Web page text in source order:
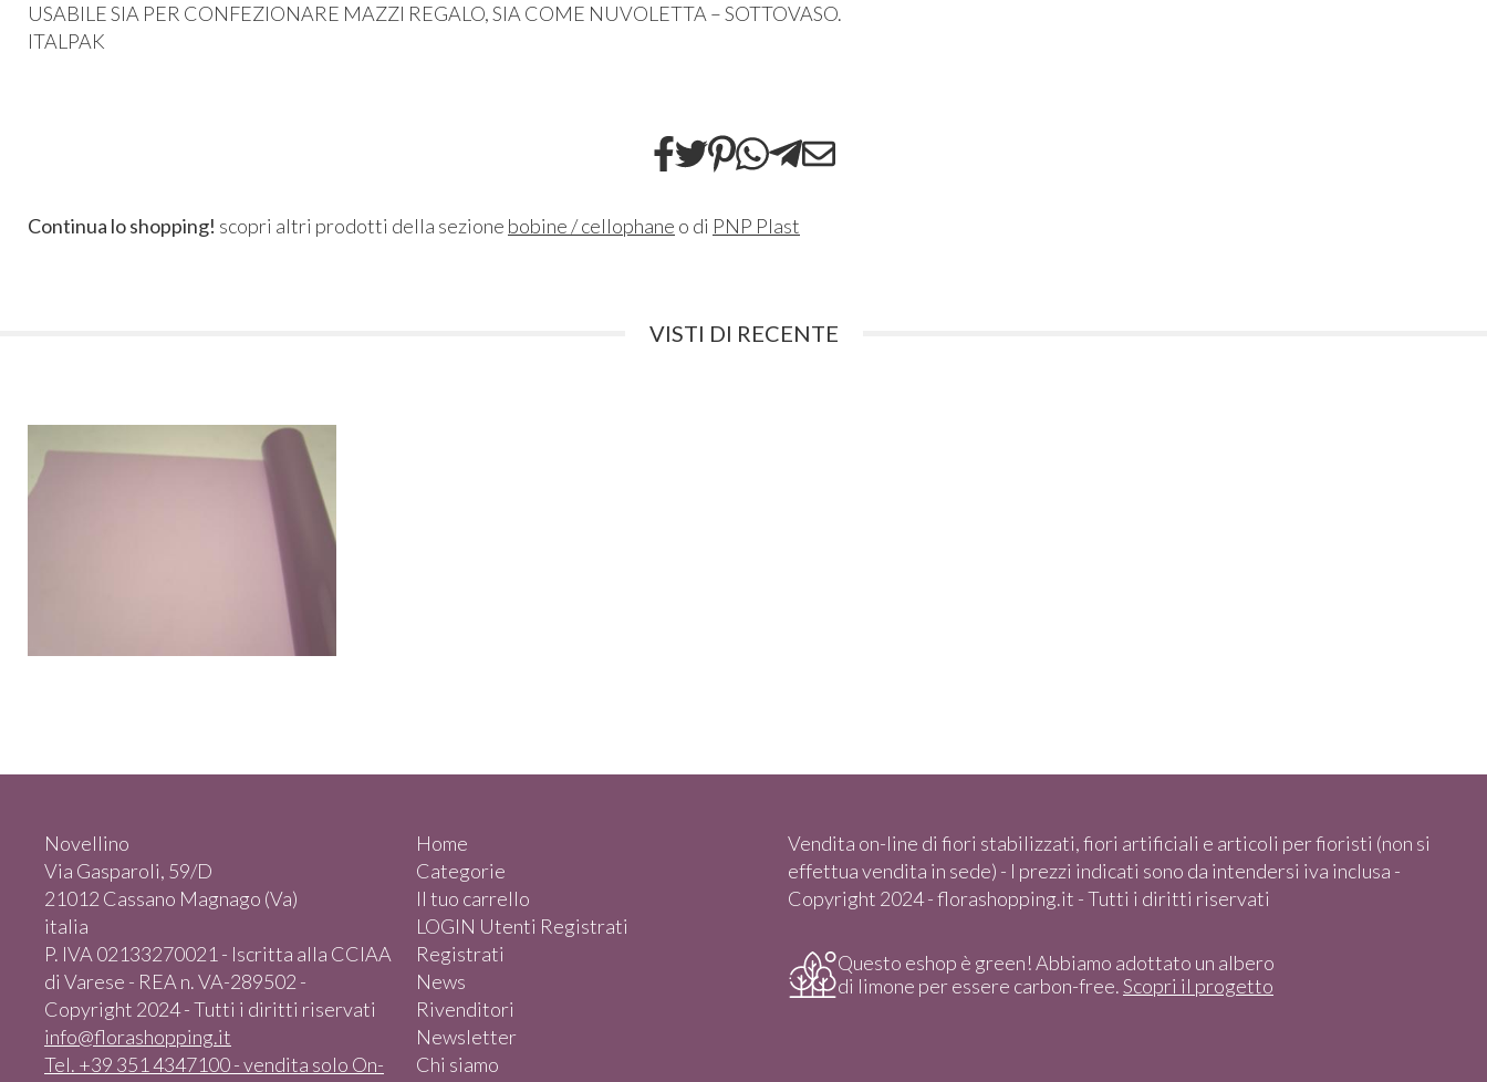
USABILESIA PER CONFEZIONARE MAZZI REGALO,SIA COME NUVOLETTA –SOTTOVASO.
ITALPAK
Continua lo shopping! scopri altri prodotti della sezione bobine / cellophane o di PNP Plast
VISTI DI RECENTE
Novellino
Via Gasparoli, 59/D
21012 Cassano Magnago (Va)
italia
P. IVA 02133270021 - Iscritta alla CCIAA
di Varese - REA n. VA-289502 -
Copyright 2024 - Tutti i diritti riservati
info@florashopping.it
Tel. +39 351 4347100 - vendita solo On-
Home
Categorie
Il tuo carrello
LOGIN Utenti Registrati
Registrati
News
Rivenditori
Newsletter
Chi siamo
Vendita on-line di fiori stabilizzati, fiori artificiali e articoli per fioristi (non si
effettua vendita in sede) - I prezzi indicati sono da intendersi iva inclusa -
Copyright 2024 - florashopping.it - Tutti i diritti riservati
Questo eshop è green! Abbiamo adottato un albero
di limone per essere carbon-free.Scopri il progetto